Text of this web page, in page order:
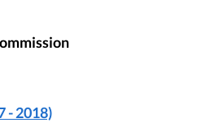
- 2018)